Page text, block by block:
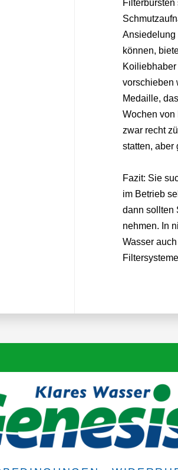
Ansiedelung
können,
vorschieben
Medaille,
Wochen von
zwar recht
statten, aber
Fazit: Sie
im Betrieb
dann sollten
nehmen. In
Wasser